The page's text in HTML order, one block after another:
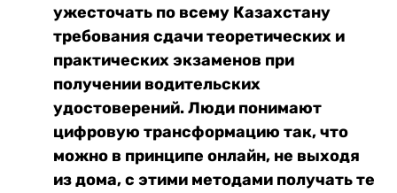
ужесточать по всему Казахстану
требования сдачи теоретических и
практических экзаменов при
получении водительских
удостоверений. Люди понимают
цифровую трансформацию так, что
можно в принципе онлайн, не выходя
из дома, с этими методами получать те